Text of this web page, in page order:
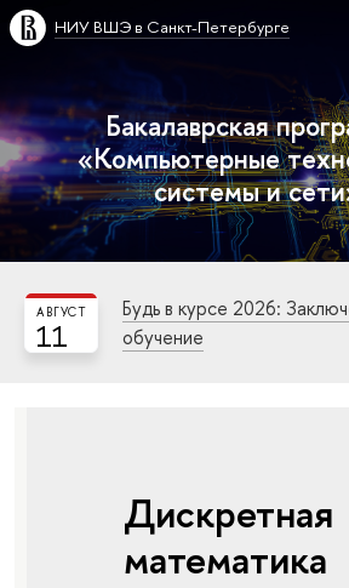
НИУ ВШЭ в Санкт-Петербурге
Бакалаврская
«Компьютерные
системы и
11
АВГУСТ
Будь в курсе 2026:
обучение
Дискретная
математика